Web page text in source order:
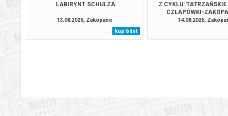
LABIRYNT SCHULZA
13.08.2026, Zakopane
kup bilet
Z CYKLU:
CZŁAPÓWKI-
ANDRZEJA
14.08.2026,